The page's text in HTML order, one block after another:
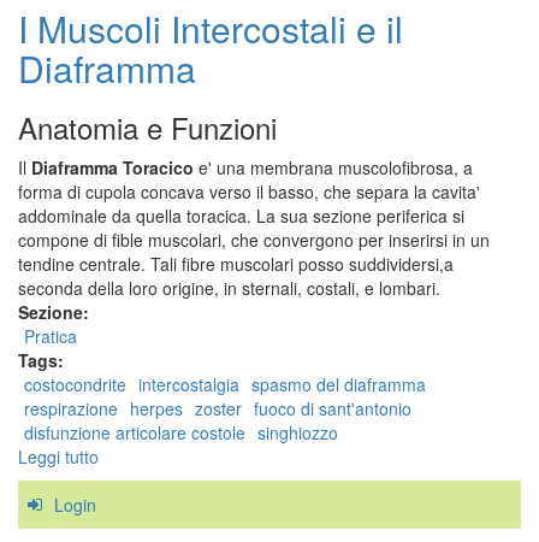
I Muscoli Intercostali e il
Diaframma
Anatomia e Funzioni
Il Diaframma Toracico e' una membrana muscolofibrosa, a
forma di cupola concava verso il basso, che separa la cavita'
addominale da quella toracica. La sua sezione periferica si
compone di fible muscolari, che convergono per inserirsi in un
tendine centrale. Tali fibre muscolari posso suddividersi,a
seconda della loro origine, in sternali, costali, e lombari.
Sezione:
Pratica
Tags:
costocondrite intercostalgia spasmo del diaframma
respirazione herpes zoster fuoco di sant'antonio
disfunzione articolare costole singhiozzo
Leggi tutto
I
Intercostali
Login